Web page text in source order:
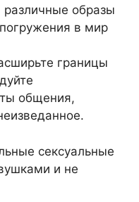
образы
в мир
границы
общения,
сексуальные
и не